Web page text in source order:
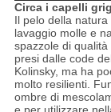
Circa i capelli
Il pelo della
lavaggio molle e
spazzole di
presi dalle code
Kolinsky, ma ha
molto resilienti.
ombre di